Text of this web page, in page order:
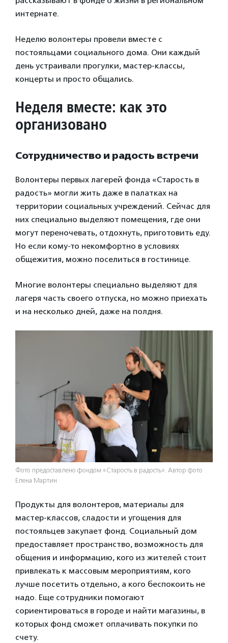
интернате.
Неделю волонтеры провели вместе с
постояльцами социального дома. Они каждый
день устраивали прогулки, мастер-классы,
концерты и просто общались.
Неделя вместе: как это
организовано
Сотрудничество и радость встречи
Волонтеры первых лагерей фонда «Старость в
радость» могли жить даже в палатках на
территории социальных учреждений. Сейчас для
них специально выделяют помещения, где они
могут переночевать, отдохнуть, приготовить еду.
Но если кому-то некомфортно в условиях
общежития, можно поселиться в гостинице.
Многие волонтеры специально выделяют для
лагеря часть своего отпуска, но можно приехать
и на несколько дней, даже на полдня.
Фото предоставлено фондом «Старость в радость». Автор фото
Елена Мартин
Продукты для волонтеров, материалы для
мастер-классов, сладости и угощения для
постояльцев закупает фонд. Социальный дом
предоставляет пространство, возможность для
общения и информацию, кого из жителей стоит
привлекать к массовым мероприятиям, кого
лучше посетить отдельно, а кого беспокоить не
надо. Еще сотрудники помогают
сориентироваться в городе и найти магазины, в
которых фонд сможет оплачивать покупки по
счету.